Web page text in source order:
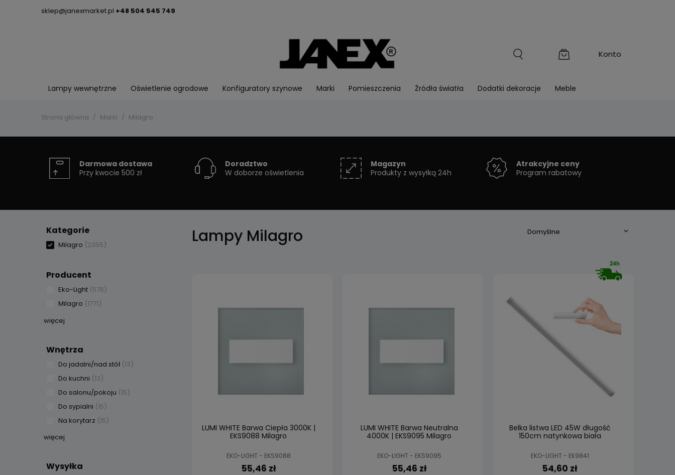
sklep@janexmarket.pl +48 504 545 749
Lampy wewnętrzne Oświetlenie ogrodowe Konfiguratory szynowe Marki Pomieszczenia Źródła światła Dodatki dekoracje Meble
Strona główna Marki Milagro
Darmowa dostawa
Przy kwocie 500 zł
Doradztwo
W doborze oświetlenia
Magazyn
Produkty z wysyłką 24h
Atrakcyjne ceny
Program rabatowy
Kategorie
Milagro (2355)
Producent
Eko-Light (576)
Milagro (1771)
więcej
Wnętrza
Do jadalni/nad stół (13)
Do kuchni (13)
Do salonu/pokoju (15)
Do sypialni (15)
Na korytarz (15)
więcej
Wysyłka
Lampy Milagro
LUMI WHITE Barwa Ciepła 3000K |
EKS9088 Milagro
EKO-LIGHT - EKS9088
55,46 zł
LUMI WHITE Barwa Neutralna
4000K | EKS9095 Milagro
EKO-LIGHT - EKS9095
55,46 zł
Belka listwa LED 45W długość
150cm natynkowa biała
EKO-LIGHT - EK9841
54,60 zł